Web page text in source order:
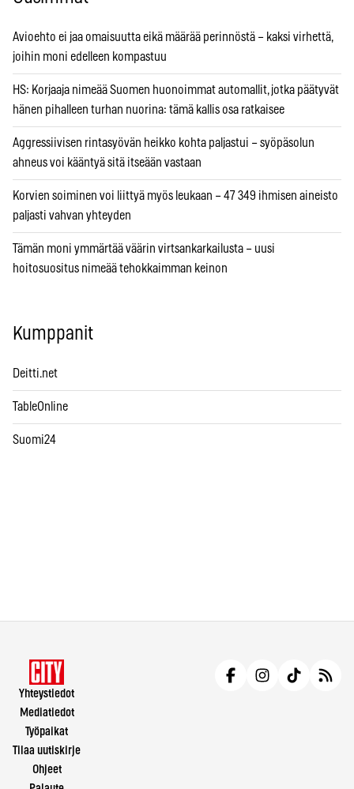
Avioehto ei jaa omaisuutta eikä määrää perinnöstä – kaksi virhettä,
joihin moni edelleen kompastuu
HS: Korjaaja nimeää Suomen huonoimmat automallit, jotka päätyvät
hänen pihalleen turhan nuorina: tämä kallis osa ratkaisee
Aggressiivisen rintasyövän heikko kohta paljastui – syöpäsolun
ahneus voi kääntyä sitä itseään vastaan
Korvien soiminen voi liittyä myös leukaan – 47 349 ihmisen aineisto
paljasti vahvan yhteyden
Tämän moni ymmärtää väärin virtsankarkailusta – uusi
hoitosuositus nimeää tehokkaimman keinon
Kumppanit
Deitti.net
TableOnline
Suomi24
Yhteystiedot
Mediatiedot
Työpaikat
Tilaa uutiskirje
Ohjeet